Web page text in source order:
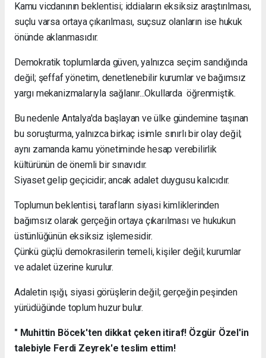
Kamu vicdanının beklentisi; iddiaların eksiksiz araştırılması,
suçlu varsa ortaya çıkarılması, suçsuz olanların ise hukuk
önünde aklanmasıdır.
Demokratik toplumlarda güven, yalnızca seçim sandığında
değil; şeffaf yönetim, denetlenebilir kurumlar ve bağımsız
yargı mekanizmalarıyla sağlanır...Okullarda öğrenmiştik.
Bu nedenle Antalya'da başlayan ve ülke gündemine taşınan
bu soruşturma, yalnızca birkaç isimle sınırlı bir olay değil;
aynı zamanda kamu yönetiminde hesap verebilirlik
kültürünün de önemli bir sınavıdır.
Siyaset gelip geçicidir; ancak adalet duygusu kalıcıdır.
Toplumun beklentisi, tarafların siyasi kimliklerinden
bağımsız olarak gerçeğin ortaya çıkarılması ve hukukun
üstünlüğünün eksiksiz işlemesidir.
Çünkü güçlü demokrasilerin temeli, kişiler değil; kurumlar
ve adalet üzerine kurulur.
Adaletin ışığı, siyasi görüşlerin değil; gerçeğin peşinden
yürüdüğünde toplum huzur bulur.
" Muhittin Böcek'ten dikkat çeken itiraf! Özgür Özel'in
talebiyle Ferdi Zeyrek'e teslim ettim!